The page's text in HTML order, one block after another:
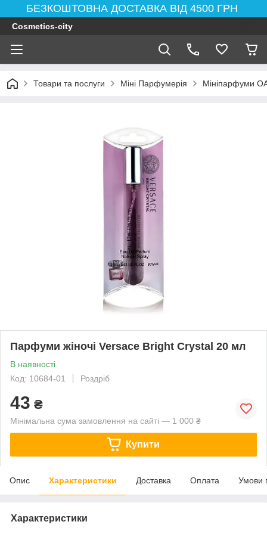
БЕЗКОШТОВНА ДОСТАВКА ВІД 4500 ГРН
Cosmetics-city
Товари та послуги Міні Парфумерія Мініпарфуми
Парфуми жіночі Versace Bright Crystal 20 мл
В наявності
Код: 10684-01
Роздріб
43 ₴
Мінімальна сума замовлення на сайті — 1 000 ₴
Купити
Опис Характеристики Доставка Оплата Умови
Характеристики